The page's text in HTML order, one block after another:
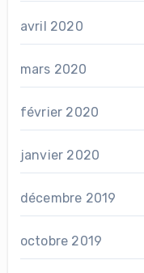
avril 2020
mars 2020
février 2020
janvier 2020
décembre 2019
octobre 2019